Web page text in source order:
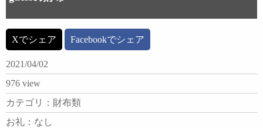
Xでシェア Facebookでシェア
2021/04/02
976 view
カテゴリ：財布類
お礼：なし